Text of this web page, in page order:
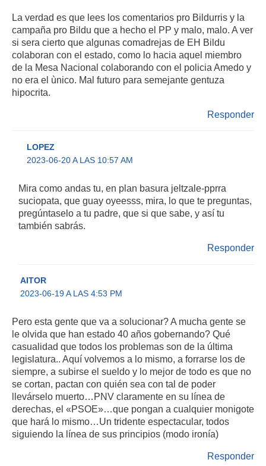
La verdad es que lees los comentarios pro Bildurris y la
campaña pro Bildu que a hecho el PP y malo, malo. A ver
si sera cierto que algunas comadrejas de EH Bildu
colaboran con el estado, como lo hacia aquel miembro
de la Mesa Nacional colaborando con el policia Amedo y
no era el ùnico. Mal futuro para semejante gentuza
hipocrita.
Responder
LOPEZ
2023-06-20 A LAS 10:57 AM
Mira como andas tu, en plan basura jeltzale-pprra
suciopata, que guay oyeesss, mira, lo que te preguntas,
pregúntaselo a tu padre, que si que sabe, y así tu
también sabrás.
Responder
AITOR
2023-06-19 A LAS 4:53 PM
Pero esta gente que va a solucionar? A mucha gente se
le olvida que han estado 40 años gobernando? Qué
casualidad que todos los problemas son de la última
legislatura.. Aquí volvemos a lo mismo, a forrarse los de
siempre, a subirse el sueldo y lo mejor de todo es que no
se cortan, pactan con quién sea con tal de poder
llevárselo muerto…PNV claramente en su línea de
derechas, el «PSOE»…que pongan a cualquier monigote
que hará lo mismo…Un tridente espectacular, todos
siguiendo la línea de sus principios (modo ironía)
Responder